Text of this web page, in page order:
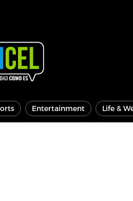
Entertainment Life &